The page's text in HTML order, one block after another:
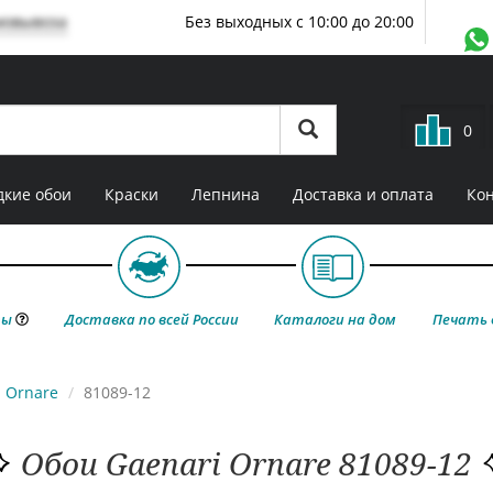
Без выходных с 10:00 до 20:00
0
обои Краски Лепнина Доставка и оплата
Доставка по всей России Каталоги на дом Печать
Ornare 81089-12
Обои Gaenari Ornare 81089-12